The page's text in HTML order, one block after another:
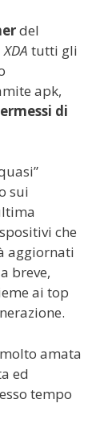
del
XDA tutti gli
apk,
di
sui
che
aggiornati
breve,
ai top
amata
ed
tempo